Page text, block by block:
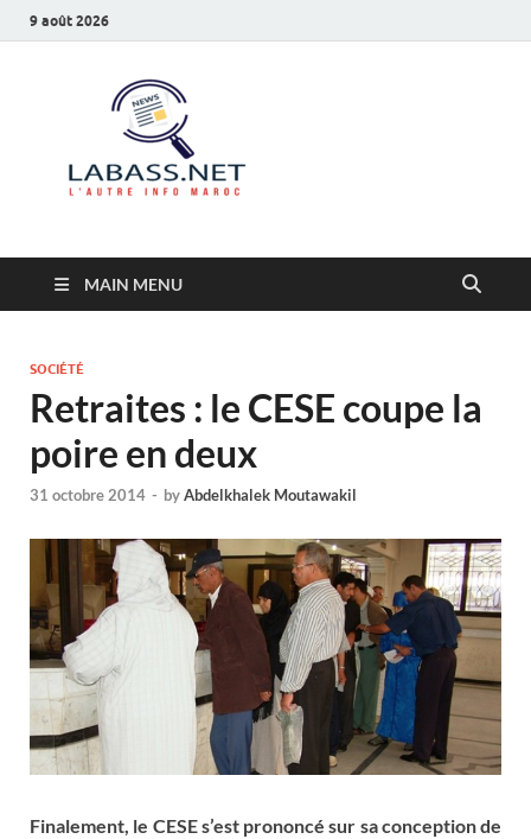
9 août 2026
MAIN MENU
SOCIÉTÉ
Retraites : le CESE coupe la
poire en deux
31 octobre 2014 - byAbdelkhalek Moutawakil
Finalement, le CESE s’est prononcé sur sa conception de